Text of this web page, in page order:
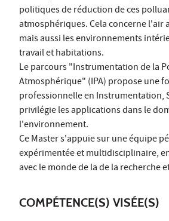
politiques de réduction de ces
atmosphériques. Cela concerne l'air
mais aussi les environnements
travail et habitations.
Le parcours "Instrumentation de la
Atmosphérique" (IPA) propose une
professionnelle en Instrumentation,
privilégie les applications dans le
l'environnement.
Ce Master s'appuie sur une équipe
expérimentée et multidisciplinaire,
avec le monde de la de la recherche
COMPÉTENCE(S) VISÉE(S)